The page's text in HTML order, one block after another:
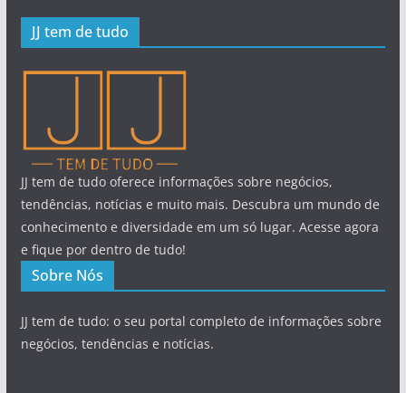
JJ tem de tudo
JJ tem de tudo oferece informações sobre negócios,
tendências, notícias e muito mais. Descubra um mundo de
conhecimento e diversidade em um só lugar. Acesse agora
e fique por dentro de tudo!
Sobre Nós
JJ tem de tudo: o seu portal completo de informações sobre
negócios, tendências e notícias.